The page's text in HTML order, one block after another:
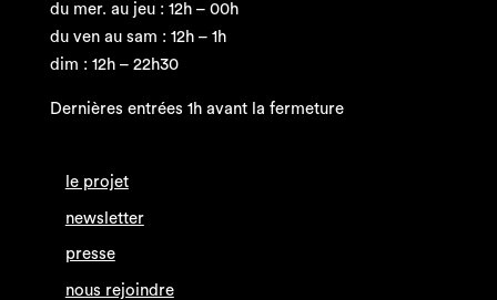
du mer. au jeu : 12h – 00h
du ven au sam : 12h – 1h
dim : 12h – 22h30
Dernières entrées 1h avant la fermeture
le projet
newsletter
presse
nous rejoindre